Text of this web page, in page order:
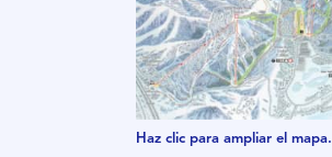
Haz clic para ampliar el mapa.